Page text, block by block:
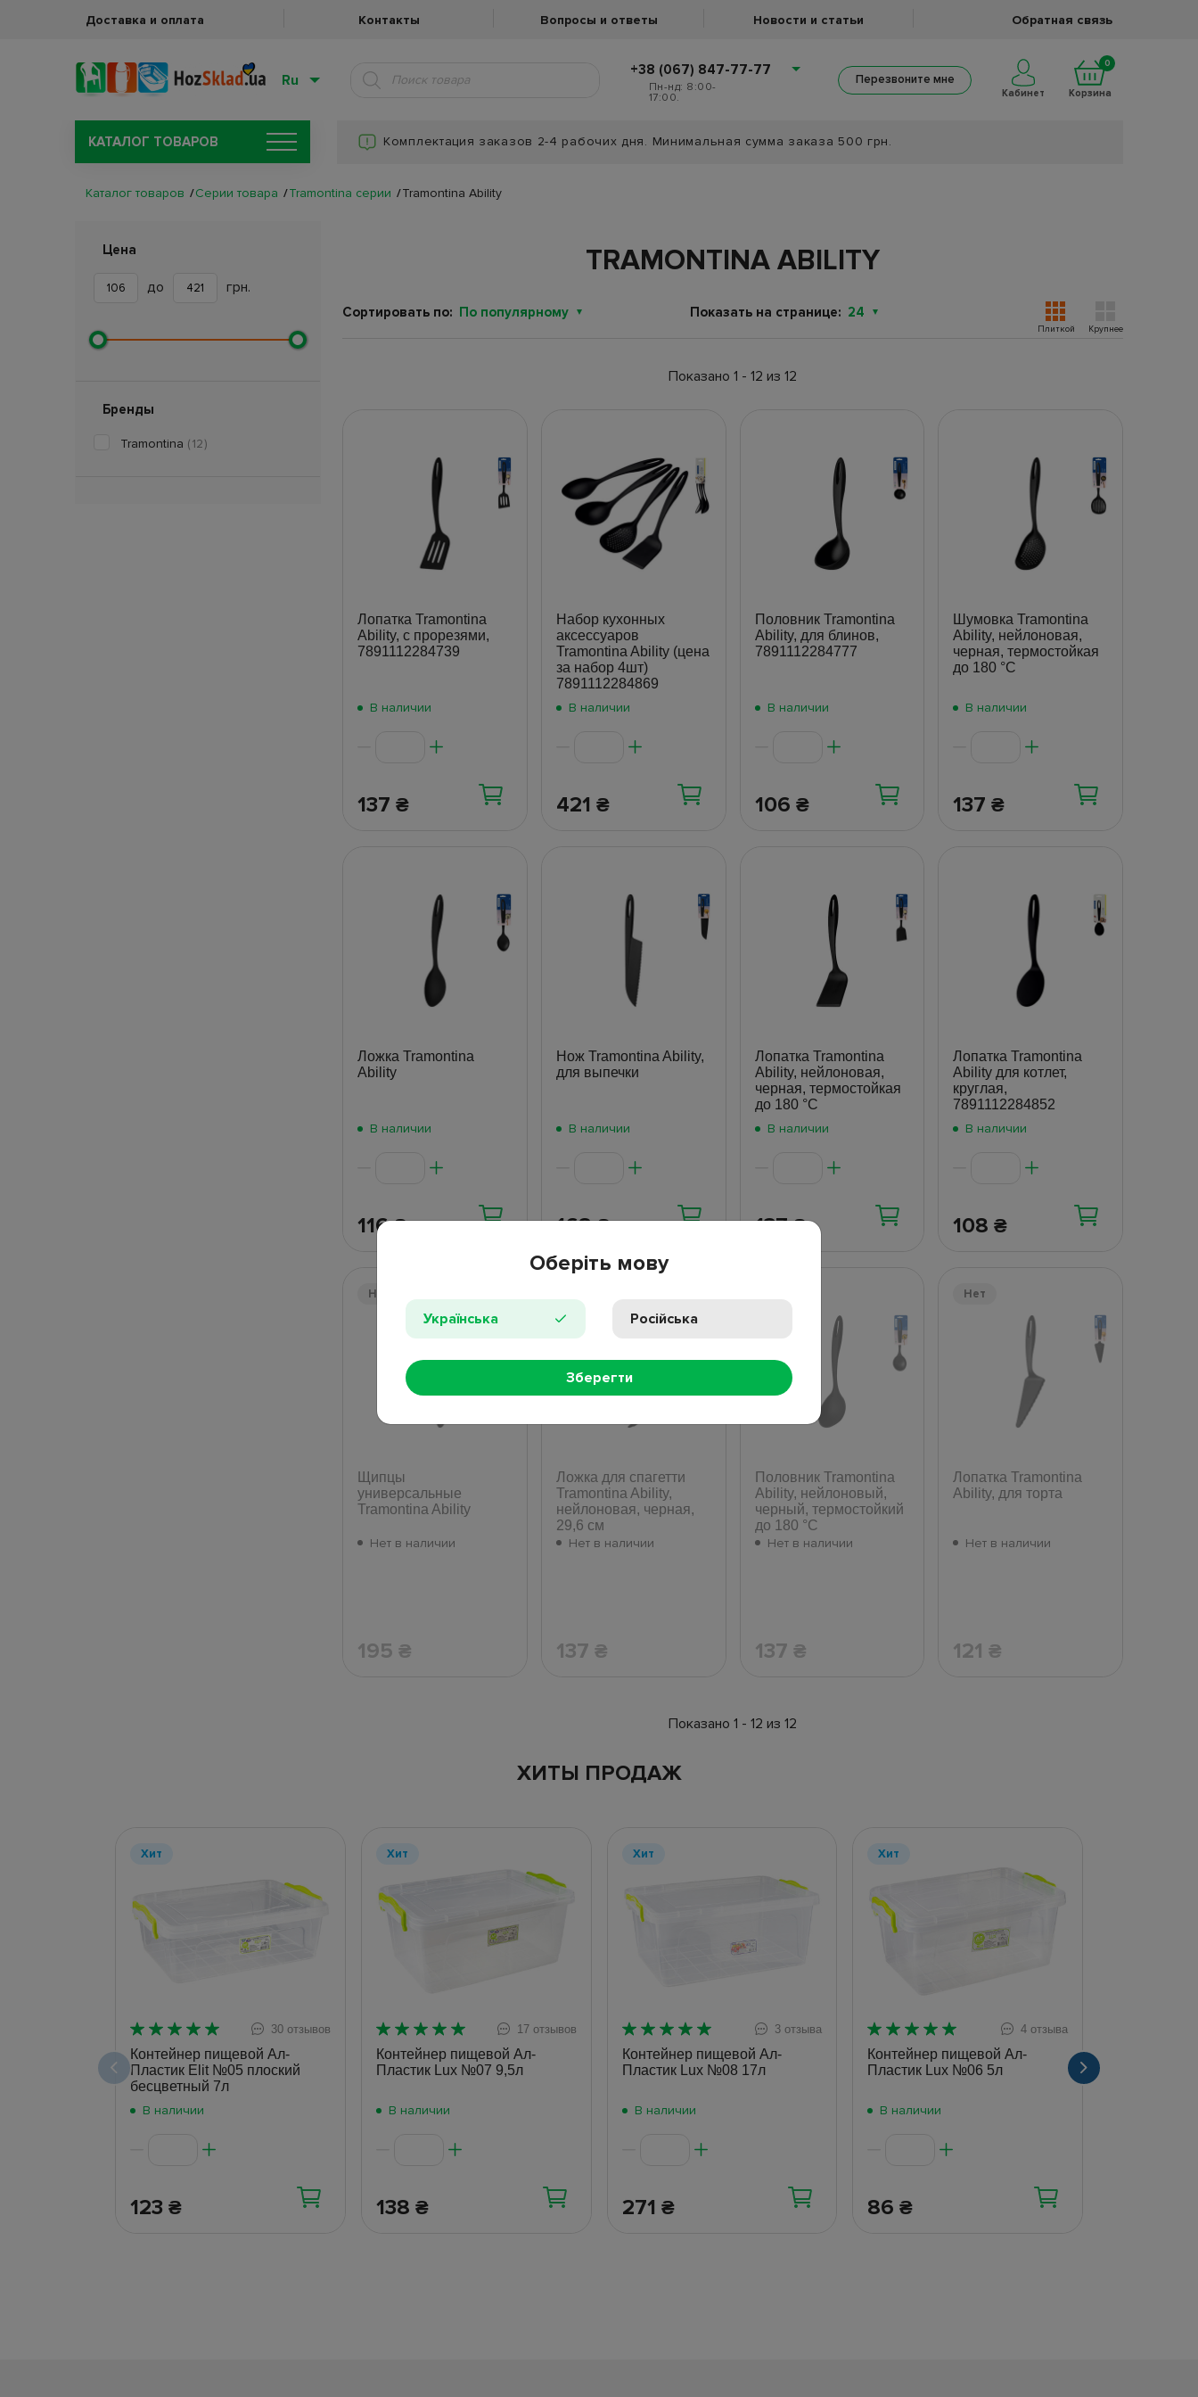
Доставка и оплата Контакты Вопросы и ответы Новости и статьи Обратная связь
Ru
+38 (067) 847-77-77
Пн-нд: 8:00-
17:00.
Перезвоните мне
Кабинет
0
Корзина
КАТАЛОГ ТОВАРОВ Комплектация заказов 2-4 рабочих дня. Минимальная сумма заказа 500 грн.
Каталог товаров Серии товара Tramontina серии Tramontina Ability
Цена
до грн.
Бренды
Tramontina (12)
TRAMONTINA ABILITY
Сортировать по: По популярному Показать на странице: 24
Плиткой Крупнее
Показано 1 - 12 из 12
Лопатка Tramontina
Ability, с прорезями,
7891112284739
В наличии
137 ₴
Набор кухонных
аксессуаров
Tramontina Ability (цена
за набор 4шт)
7891112284869
В наличии
421 ₴
Половник Tramontina
Ability, для блинов,
7891112284777
В наличии
106 ₴
Шумовка Tramontina
Ability, нейлоновая,
черная, термостойкая
до 180 °C
В наличии
137₴
Ложка Tramontina
Ability
В наличии
116₴
Нож Tramontina Ability,
для выпечки
В наличии
168₴
Лопатка Tramontina
Ability, нейлоновая,
черная, термостойкая
до 180 °C
В наличии
137₴
Лопатка Tramontina
Ability для котлет,
круглая,
7891112284852
В наличии
108₴
Нет
Щипцы
универсальные
Tramontina Ability
Нет в наличии
195 ₴
Ложка для спагетти
Tramontina Ability,
нейлоновая, черная,
29,6 см
Нет в наличии
137 ₴
Половник Tramontina
Ability, нейлоновый,
черный, термостойкий
до 180 °C
Нет в наличии
137 ₴
Нет
Лопатка Tramontina
Ability, для торта
Нет в наличии
121 ₴
Показано 1 - 12 из 12
ХИТЫ ПРОДАЖ
Хит
30 отзывов
Контейнер пищевой Ал-
Пластик Elit №05 плоский
бесцветный 7л
В наличии
123 ₴
Хит
17 отзывов
Контейнер пищевой Ал-
Пластик Lux №07 9,5л
В наличии
138 ₴
Хит
3 отзыва
Контейнер пищевой Ал-
Пластик Lux №08 17л
В наличии
271 ₴
Хит
4 отзыва
Контейнер пищевой Ал-
Пластик Lux №06 5л
В наличии
86₴
Оберіть мову
Українська Російська
Зберегти